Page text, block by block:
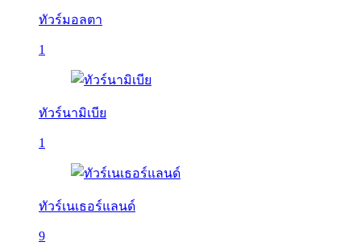
ทัวร์มอลตา
1
ทัวร์นามิเบีย
1
ทัวร์เนเธอร์แลนด์
9